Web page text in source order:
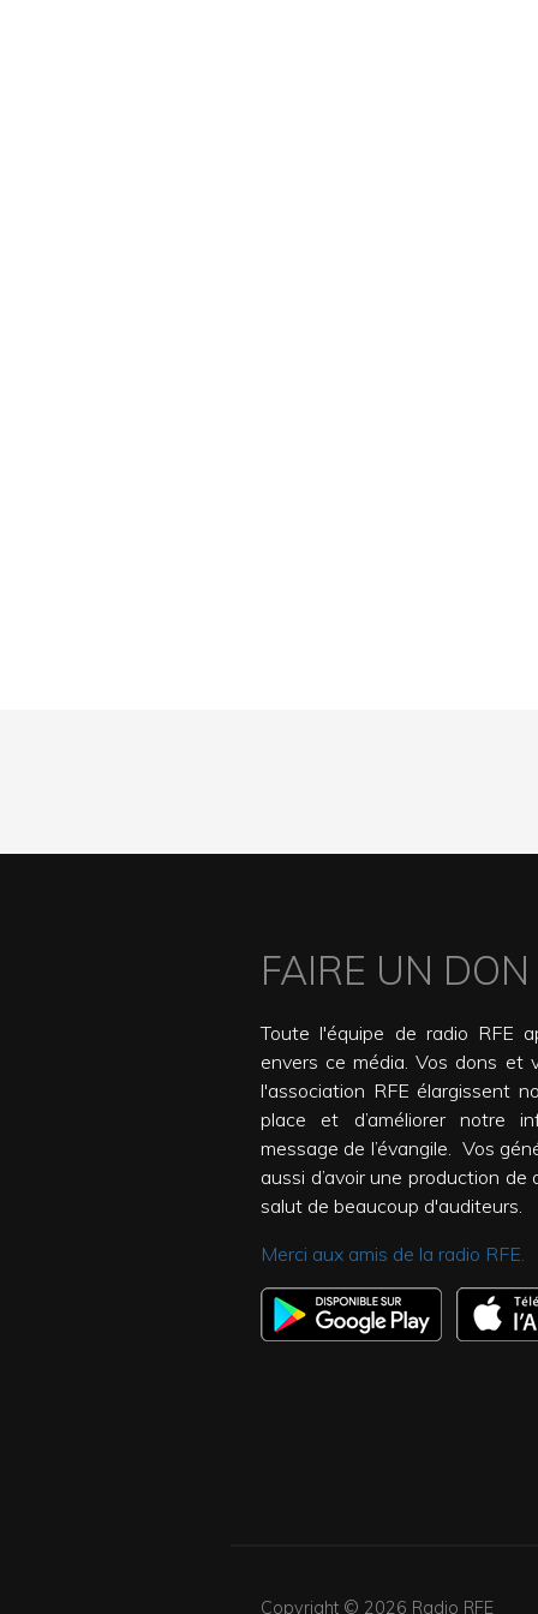
FAIRE UN DON
Toute l'équipe de radio RFE
envers ce média. Vos dons et
l'association RFE élargissent
place et d’améliorer notre
message de l’évangile. Vos
aussi d’avoir une production de
salut de beaucoup d'auditeurs.
Merci aux amis de la radio RFE.
Copyright © 2026 Radio RFE